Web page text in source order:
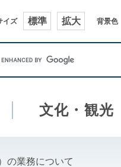
イズ 標準 拡大 背景色
文化・観光
の業務について